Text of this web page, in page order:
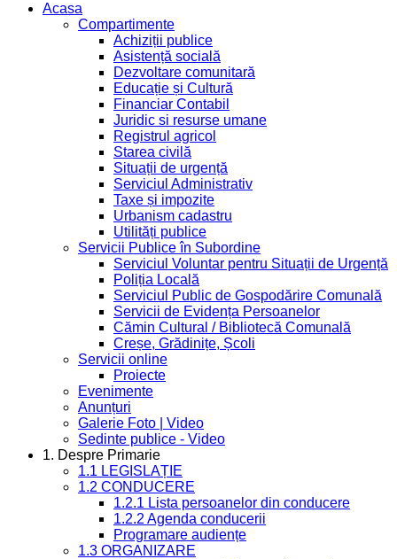
Acasa
Compartimente
Achiziții publice
Asistență socială
Dezvoltare comunitară
Educație și Cultură
Financiar Contabil
Juridic si resurse umane
Registrul agricol
Starea civilă
Situații de urgență
Serviciul Administrativ
Taxe și impozite
Urbanism cadastru
Utilități publice
Servicii Publice în Subordine
Serviciul Voluntar pentru Situații de Urgență
Poliția Locală
Serviciul Public de Gospodărire Comunală
Servicii de Evidența Persoanelor
Cămin Cultural / Bibliotecă Comunală
Creșe, Grădinițe, Școli
Servicii online
Proiecte
Evenimente
Anunțuri
Galerie Foto | Video
Sedinte publice - Video
1. Despre Primarie
1.1 LEGISLAȚIE
1.2 CONDUCERE
1.2.1 Lista persoanelor din conducere
1.2.2 Agenda conducerii
Programare audiențe
1.3 ORGANIZARE